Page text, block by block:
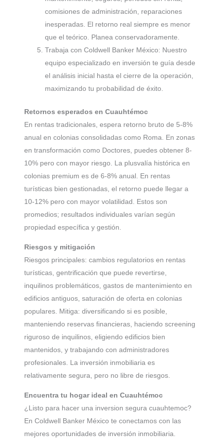
comisiones de administración, reparaciones
inesperadas. El retorno real siempre es menor
que el teórico. Planea conservadoramente.
Trabaja con Coldwell Banker México: Nuestro
equipo especializado en inversión te guía desde
el análisis inicial hasta el cierre de la operación,
maximizando tu probabilidad de éxito.
Retornos esperados en Cuauhtémoc
En rentas tradicionales, espera retorno bruto de 5-8%
anual en colonias consolidadas como Roma. En zonas
en transformación como Doctores, puedes obtener 8-
10% pero con mayor riesgo. La plusvalía histórica en
colonias premium es de 6-8% anual. En rentas
turísticas bien gestionadas, el retorno puede llegar a
10-12% pero con mayor volatilidad. Estos son
promedios; resultados individuales varían según
propiedad específica y gestión.
Riesgos y mitigación
Riesgos principales: cambios regulatorios en rentas
turísticas, gentrificación que puede revertirse,
inquilinos problemáticos, gastos de mantenimiento en
edificios antiguos, saturación de oferta en colonias
populares. Mitiga: diversificando si es posible,
manteniendo reservas financieras, haciendo screening
riguroso de inquilinos, eligiendo edificios bien
mantenidos, y trabajando con administradores
profesionales. La inversión inmobiliaria es
relativamente segura, pero no libre de riesgos.
Encuentra tu hogar ideal en Cuauhtémoc
¿Listo para hacer una inversion segura cuauhtemoc?
En Coldwell Banker México te conectamos con las
mejores oportunidades de inversión inmobiliaria.